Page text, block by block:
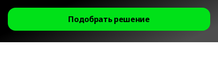
Подобрать решение